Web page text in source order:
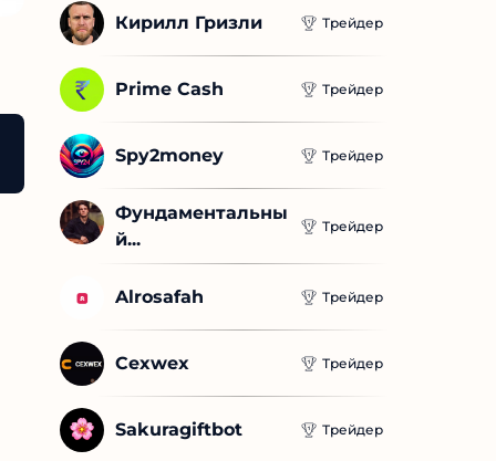
руками
Кирилл Гризли Трейдер
Prime Cash Трейдер
Spy2money Трейдер
Фундаментальны
й...
Трейдер
Alrosafah Трейдер
Cexwex Трейдер
Sakuragiftbot Трейдер